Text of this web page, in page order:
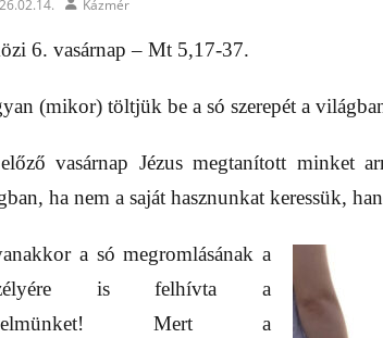
AuthorKázmér
6. vasárnap – Mt 5,17-37.
(mikor) töltjük be a só szerepét a
vasárnap Jézus megtanított minket
ha nem a saját hasznunkat keressük,
a só megromlásának a
is felhívta a
Mert a